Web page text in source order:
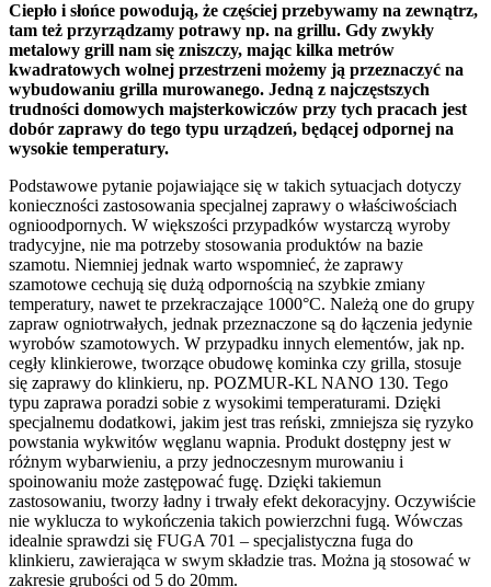
Ciepło i słońce powodują, że częściej przebywamy na zewnątrz,
tam też przyrządzamy potrawy np. na grillu. Gdy zwykły
metalowy grill nam się zniszczy, mając kilka metrów
kwadratowych wolnej przestrzeni możemy ją przeznaczyć na
wybudowaniu grilla murowanego. Jedną z najczęstszych
trudności domowych majsterkowiczów przy tych pracach jest
dobór zaprawy do tego typu urządzeń, będącej odpornej na
wysokie temperatury.
Podstawowe pytanie pojawiające się w takich sytuacjach dotyczy
konieczności zastosowania specjalnej zaprawy o właściwościach
ognioodpornych. W większości przypadków wystarczą wyroby
tradycyjne, nie ma potrzeby stosowania produktów na bazie
szamotu. Niemniej jednak warto wspomnieć, że zaprawy
szamotowe cechują się dużą odpornością na szybkie zmiany
temperatury, nawet te przekraczające 1000°C. Należą one do grupy
zapraw ogniotrwałych, jednak przeznaczone są do łączenia jedynie
wyrobów szamotowych. W przypadku innych elementów, jak np.
cegły klinkierowe, tworzące obudowę kominka czy grilla, stosuje
się zaprawy do klinkieru, np. POZMUR-KL NANO 130. Tego
typu zaprawa poradzi sobie z wysokimi temperaturami. Dzięki
specjalnemu dodatkowi, jakim jest tras reński, zmniejsza się ryzyko
powstania wykwitów węglanu wapnia. Produkt dostępny jest w
różnym wybarwieniu, a przy jednoczesnym murowaniu i
spoinowaniu może zastępować fugę. Dzięki takiemun
zastosowaniu, tworzy ładny i trwały efekt dekoracyjny. Oczywiście
nie wyklucza to wykończenia takich powierzchni fugą. Wówczas
idealnie sprawdzi się FUGA 701 – specjalistyczna fuga do
klinkieru, zawierająca w swym składzie tras. Można ją stosować w
zakresie grubości od 5 do 20mm.